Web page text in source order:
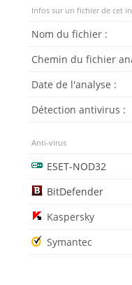
Infos sur un fichier de cet
Nom du fichier :
Chemin du fichier
Date de l'analyse :
Détection antivirus :
Anti-virus
ESET-NOD32
BitDefender
Kaspersky
Symantec